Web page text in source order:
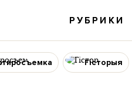
РУБРИКИ
Гісторыя